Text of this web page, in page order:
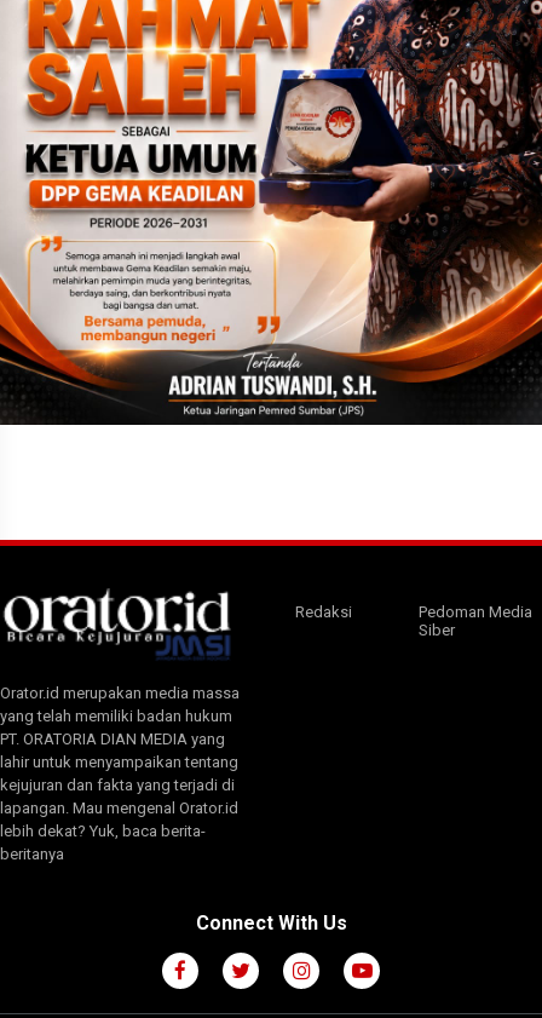
Orator.id merupakan media massa
yang telah memiliki badan hukum
PT. ORATORIA DIAN MEDIA yang
lahir untuk menyampaikan tentang
kejujuran dan fakta yang terjadi di
lapangan. Mau mengenal Orator.id
lebih dekat? Yuk, baca berita-
beritanya
Redaksi
Pedoman Media
Siber
Connect With Us